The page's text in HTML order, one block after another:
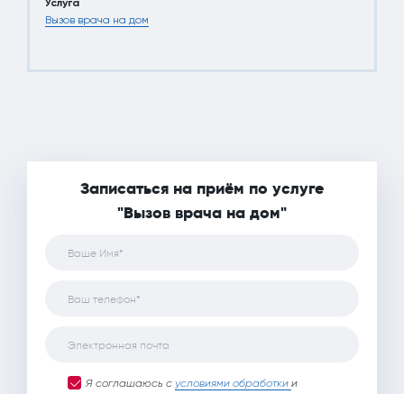
Услуга
Вызов врача на дом
Записаться на приём по услуге
"Вызов врача на дом"
Ваше Имя*
Ваш телефон*
Электронная почта
Я соглашаюсь с условиями обработки и